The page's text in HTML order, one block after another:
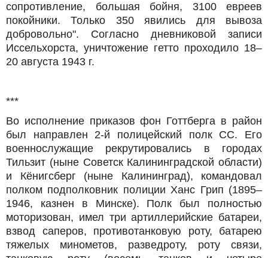
сопротивление, большая бойня, 3100 евреев
покойники. Только 350 явились для вывоза
добровольно". Согласно дневниковой записи
Иссельхорста, уничтожение гетто проходило 18–
20 августа 1943 г.
***
Во исполнение приказов фон Готтберга в район
был направлен 2-й полицейский полк СС. Его
военнослужащие рекрутировались в городах
Тильзит (ныне Советск Калининградской области)
и Кёнигсберг (ныне Калининград), командовал
полком подполковник полиции Xанс Грип (1895–
1946, казнен в Минске). Полк был полностью
моторизован, имел три артиллерийские батареи,
взвод саперов, противотанковую роту, батарею
тяжелых минометов, разведроту, роту связи,